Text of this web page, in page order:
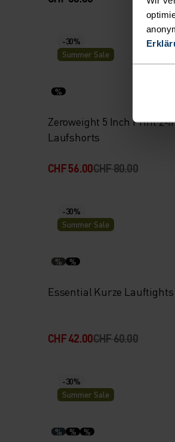
-30%
Summer Sale
%
Zeroweight 5 Inch Print 2-
Laufshorts
CHF 56.00CHF 80.00
-30%
Summer Sale
% %
Essential Kurze Lauftights
CHF 42.00CHF 60.00
-30%
Summer Sale
% % %